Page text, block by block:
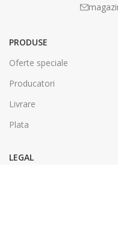
PRODUSE
Oferte speciale
Producatori
Livrare
Plata
LEGAL